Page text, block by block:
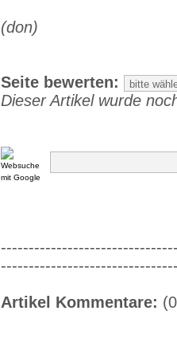
(don)
Seite bewerten:
Dieser Artikel wurde
Artikel Kommentare: